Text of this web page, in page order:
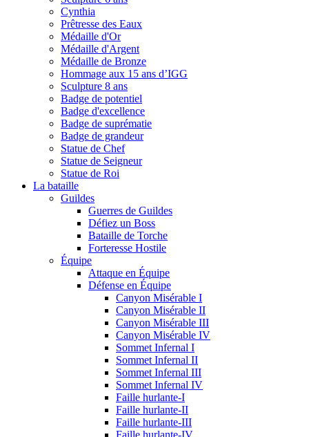
Cynthia
Prêtresse des Eaux
Médaille d'Or
Médaille d'Argent
Médaille de Bronze
Hommage aux 15 ans d’IGG
Sculpture 8 ans
Badge de potentiel
Badge d'excellence
Badge de suprématie
Badge de grandeur
Statue de Chef
Statue de Seigneur
Statue de Roi
La bataille
Guildes
Guerres de Guildes
Défiez un Boss
Bataille de Torche
Forteresse Hostile
Équipe
Attaque en Équipe
Défense en Équipe
Canyon Misérable I
Canyon Misérable II
Canyon Misérable III
Canyon Misérable IV
Sommet Infernal I
Sommet Infernal II
Sommet Infernal III
Sommet Infernal IV
Faille hurlante-I
Faille hurlante-II
Faille hurlante-III